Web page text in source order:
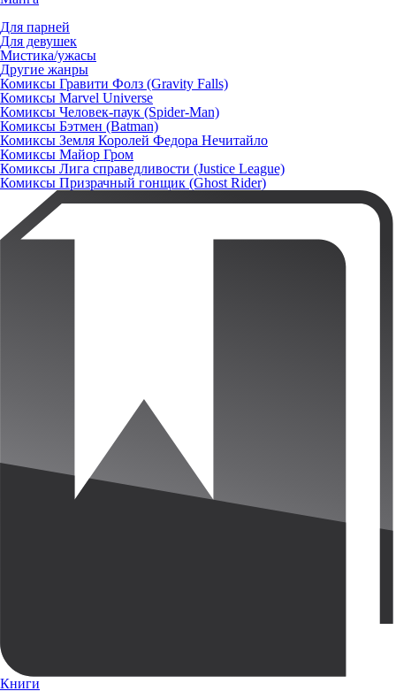
Для парней
Для девушек
Мистика/ужасы
Другие жанры
Комиксы Гравити Фолз (Gravity Falls)
Комиксы Marvel Universe
Комиксы Человек-паук (Spider-Man)
Комиксы Бэтмен (Batman)
Комиксы Земля Королей Федора Нечитайло
Комиксы Майор Гром
Комиксы Лига справедливости (Justice League)
Комиксы Призрачный гонщик (Ghost Rider)
Книги